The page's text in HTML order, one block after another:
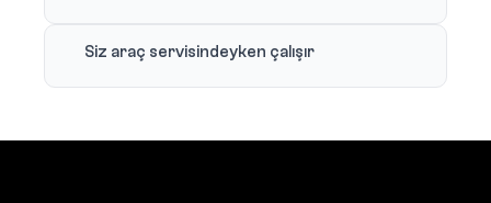
Siz araç servisindeyken çalışır